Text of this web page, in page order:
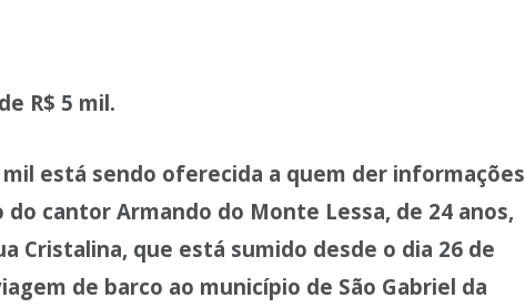
R$ 5 mil.
mil está sendo oferecida a quem der informações
cantor Armando do Monte Lessa, de 24 anos,
Cristalina, que está sumido desde o dia 26 de
de barco ao município de São Gabriel da